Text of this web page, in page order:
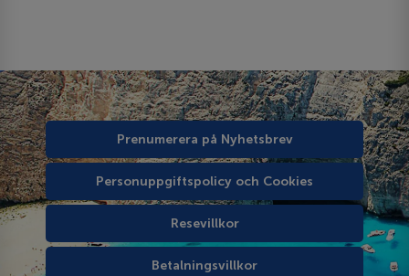
Prenumerera på Nyhetsbrev
Personuppgiftspolicy och Cookies
Resevillkor
Betalningsvillkor